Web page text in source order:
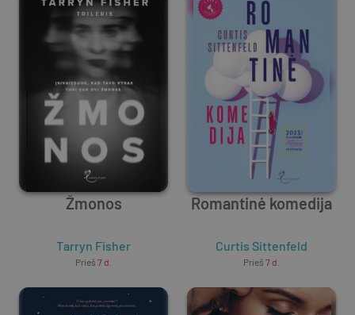
Žmonos
Tarryn Fisher
Prieš 7 d.
Romantinė komedija
Curtis Sittenfeld
Prieš 7 d.